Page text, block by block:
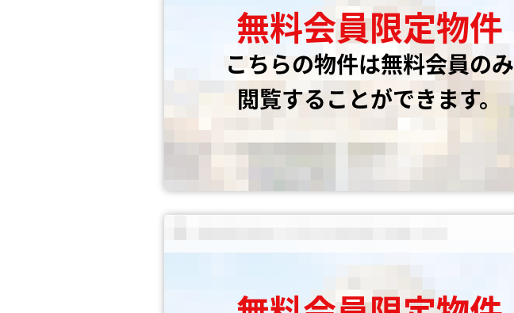
無料会員限定物件
こちらの物件は無料会員のみ
閲覧することができます。